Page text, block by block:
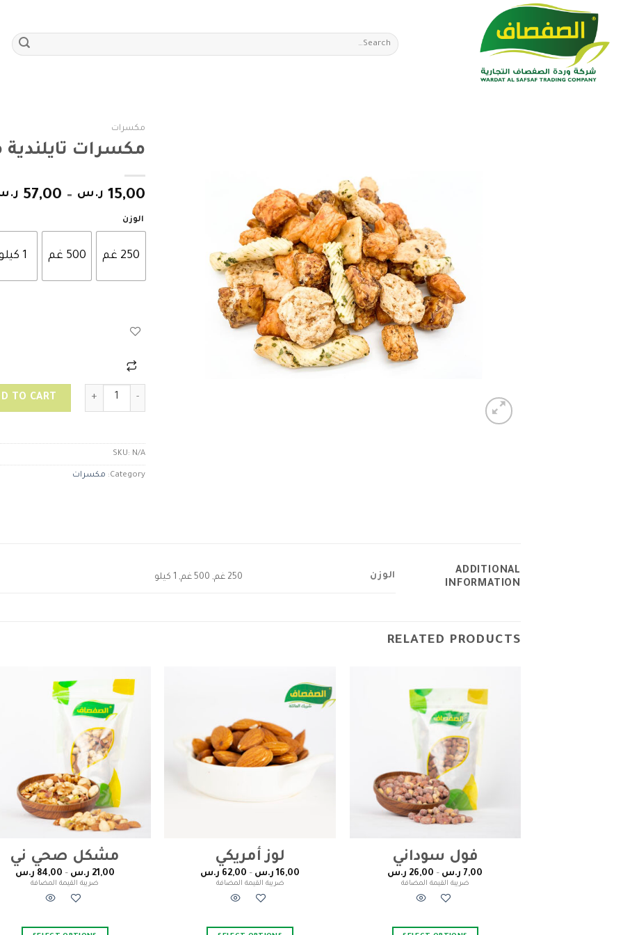
content
Search
for:
مكسرات
مكسرات تايلندية
15,00 ر.س –
57,00
الوزن
250 غم 500 غم 1 كيلو
مكسرات تايلندية مشكلة بالارز quantity
TO CART
SKU: N/A
Category: مكسرات
ADDITIONAL
INFORMATION
الوزن 250 غم, 500 غم, 1 كيلو
RELATED PRODUCTS
فول سوداني
7,00 ر.س –
26,00 ر.س
ضريبة القيمة المضافة
لوز أمريكي
16,00 ر.س –
62,00 ر.س
ضريبة القيمة المضافة
مشكل صحي ني
21,00 ر.س –
84,00 ر.س
ضريبة القيمة المضافة